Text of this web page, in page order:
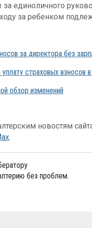
единоличного
за ребенком
за директора без
страховых взносов
обзор изменений
новостям
.
без проблем.